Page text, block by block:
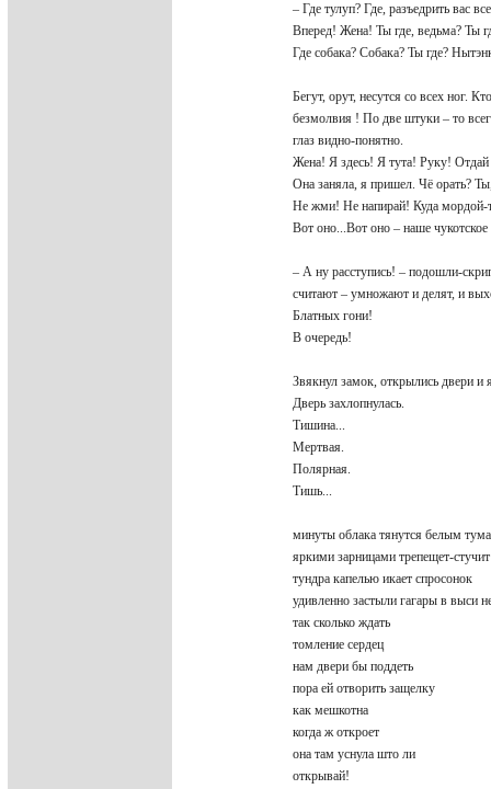
– Где тулуп? Где, разъедрить вас
Вперед! Жена! Ты где, ведьма? Ты
Где собака? Собака? Ты где?
Бегут, орут, несутся со всех ног.
безмолвия ! По две штуки – то
глаз видно-понятно.
Жена! Я здесь! Я тута! Руку!
Она заняла, я пришел. Чё орать?
Не жми! Не напирай! Куда мордой-
Вот оно...Вот оно – наше
– А ну расступись! – подошли-
считают – умножают и делят, и
Блатных гони!
В очередь!
Звякнул замок, открылись двери
Дверь захлопнулась.
Тишина...
Мертвая.
Полярная.
Тишь...
минуты облака тянутся белым
яркими зарницами трепещет-
тундра капелью икает спросонок
удивленно застыли гагары в выси
так сколько ждать
томление сердец
нам двери бы поддеть
пора ей отворить защелку
как мешкотна
когда ж откроет
она там уснула што ли
открывай!